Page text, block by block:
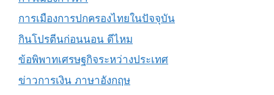
การเมืองการปกครองไทยในปัจจุบัน
กินโปรตีนก่อนนอน ดีไหม
ข้อพิพาทเศรษฐกิจระหว่างประเทศ
ข่าวการเงิน ภาษาอังกฤษ